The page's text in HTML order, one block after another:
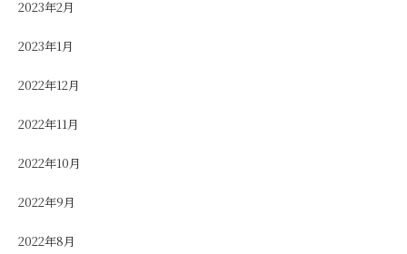
2023年2月
2023年1月
2022年12月
2022年11月
2022年10月
2022年9月
2022年8月